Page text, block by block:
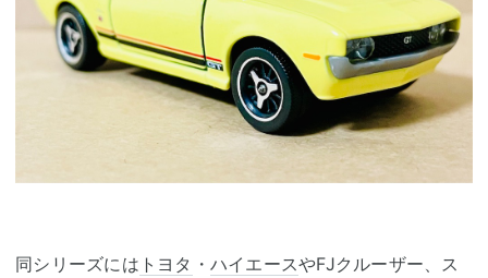
同シリーズには トヨタ ・ ハイエースやFJクルーザー、ス